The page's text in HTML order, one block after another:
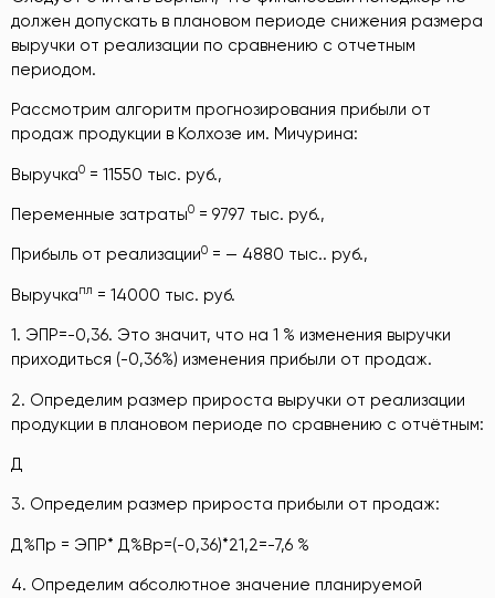
должен допускать в плановом периоде снижения размера
выручки от реализации по сравнению с отчетным
периодом.
Рассмотрим алгоритм прогнозирования прибыли от
продаж продукции в Колхозе им. Мичурина:
Выручка0 = 11550 тыс. руб.,
Переменные затраты0 = 9797 тыс. руб.,
Прибыль от реализации0 = — 4880 тыс.. руб.,
Выручкапл = 14000 тыс. руб.
1. ЭПР=-0,36. Это значит, что на 1 % изменения выручки
приходиться (-0,36%) изменения прибыли от продаж.
2. Определим размер прироста выручки от реализации
продукции в плановом периоде по сравнению с отчётным:
Д
3. Определим размер прироста прибыли от продаж:
Д%Пр = ЭПР* Д%Вр=(-0,36)*21,2=-7,6 %
4. Определим абсолютное значение планируемой